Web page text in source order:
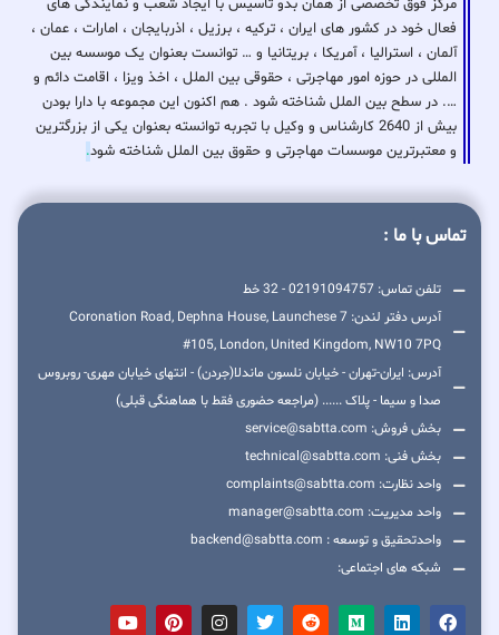
مرکز فوق تخصصی از همان بدو تاسیس با ایجاد شعب و نمایندگی های
فعال خود در کشور های ایران ، ترکیه ، برزیل ، اذربایجان ، امارات ، عمان ،
آلمان ، استرالیا ، آمریکا ، بریتانیا و … توانست بعنوان یک موسسه بین
المللی در حوزه امور مهاجرتی ، حقوقی بین الملل ، اخذ ویزا ، اقامت دائم و
…. در سطح بین الملل شناخته شود . هم اکنون این مجموعه با دارا بودن
بیش از 2640 کارشناس و وکیل با تجربه توانسته بعنوان یکی از بزرگترین
و معتبرترین موسسات مهاجرتی و حقوق بین الملل شناخته شود.
تماس با ما :
تلفن تماس: 02191094757 - 32 خط
آدرس دفتر لندن: 7 Coronation Road, Dephna House, Launchese
#105, London, United Kingdom, NW10 7PQ
آدرس: ایران-تهران - خیابان نلسون ماندلا(جردن) - انتهای خیابان مهری- روبروس
صدا و سیما - پلاک ...... (مراجعه حضوری فقط با هماهنگی قبلی)
بخش فروش: service@sabtta.com
بخش فنی: technical@sabtta.com
واحد نظارت: complaints@sabtta.com
واحد مدیریت: manager@sabtta.com
واحدتحقیق و توسعه : backend@sabtta.com
شبکه های اجتماعی: